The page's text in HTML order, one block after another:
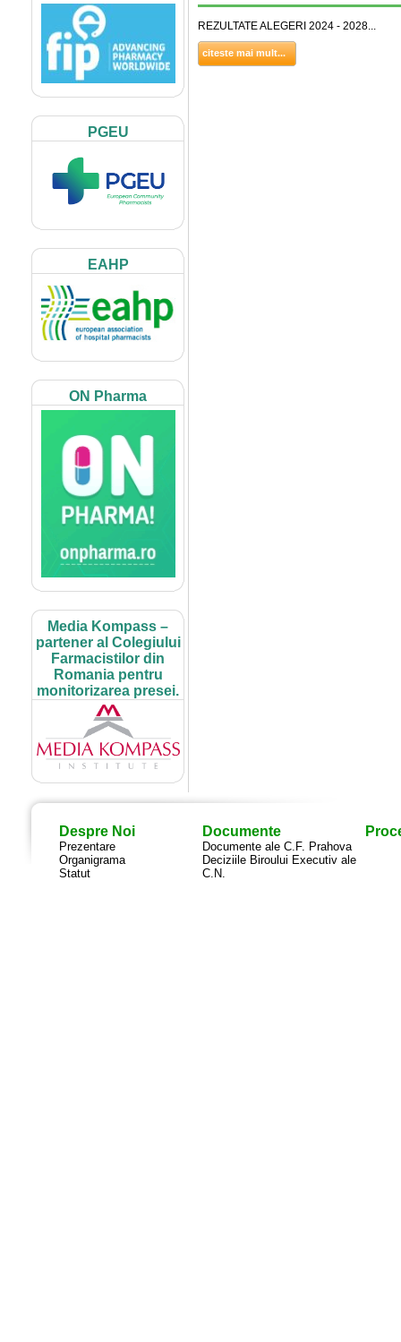
PGEU
EAHP
ON Pharma
Media Kompass –
partener al Colegiului
Farmacistilor din
Romania pentru
monitorizarea presei.
REZULTATE ALEGERI 2024 - 2028...
citeste mai mult...
Despre Noi
Prezentare
Organigrama
Statut
Documente
Documente ale C.F. Prahova
Deciziile Biroului Executiv ale
C.N.